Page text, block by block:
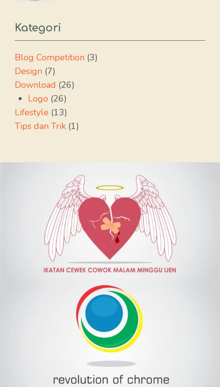
Kategori
Blog Competition (3)
Design (7)
Download (26)
Logo (26)
Lifestyle (13)
Tips dan Trik (1)